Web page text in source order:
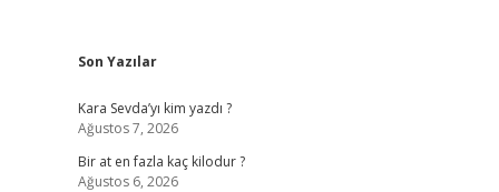
Sidebar
Son Yazılar
Kara Sevda’yı kim yazdı ?
Ağustos 7, 2026
Bir at en fazla kaç kilodur ?
Ağustos 6, 2026